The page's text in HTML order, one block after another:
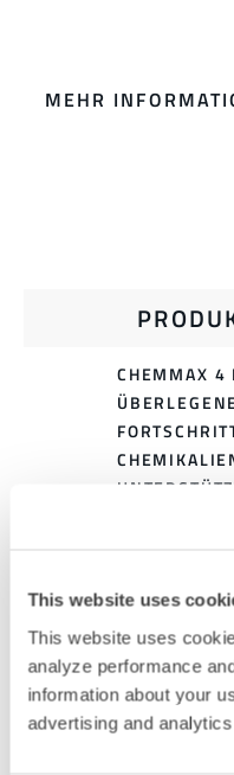
This website uses
This website uses
analyze performance
information about your
advertising and
MEHR
CHEMMAX 4
(CHINA/
INWEG- UND